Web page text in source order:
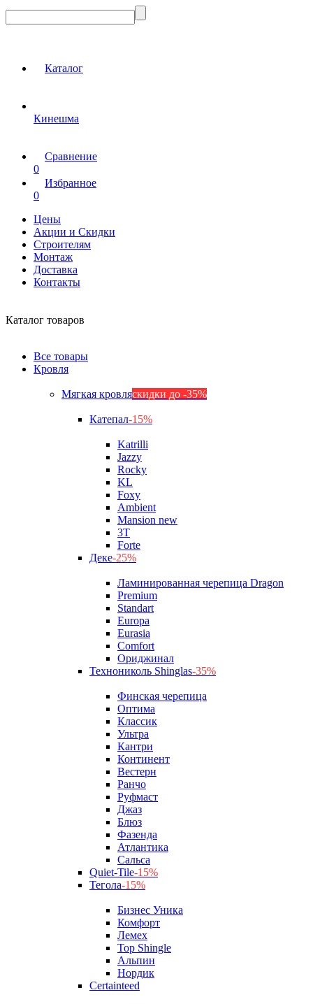
Каталог
Кинешма
Сравнение
0
Избранное
0
Цены
Акции и Скидки
Строителям
Монтаж
Доставка
Контакты
Каталог товаров
Все товары
Кровля
Мягкая кровляскидки до -35%
Катепал-15%
Katrilli
Jazzy
Rocky
KL
Foxy
Ambient
Mansion new
3Т
Forte
Деке-25%
Ламинированная черепица Dragon
Premium
Standart
Europa
Eurasia
Comfort
Ориджинал
Технониколь Shinglas-35%
Финская черепица
Оптима
Классик
Ультра
Кантри
Континент
Вестерн
Ранчо
Руфмаст
Джаз
Блюз
Фазенда
Атлантика
Сальса
Quiet-Tile-15%
Тегола-15%
Бизнес Уника
Комфорт
Лемех
Top Shingle
Альпин
Нордик
Certainteed